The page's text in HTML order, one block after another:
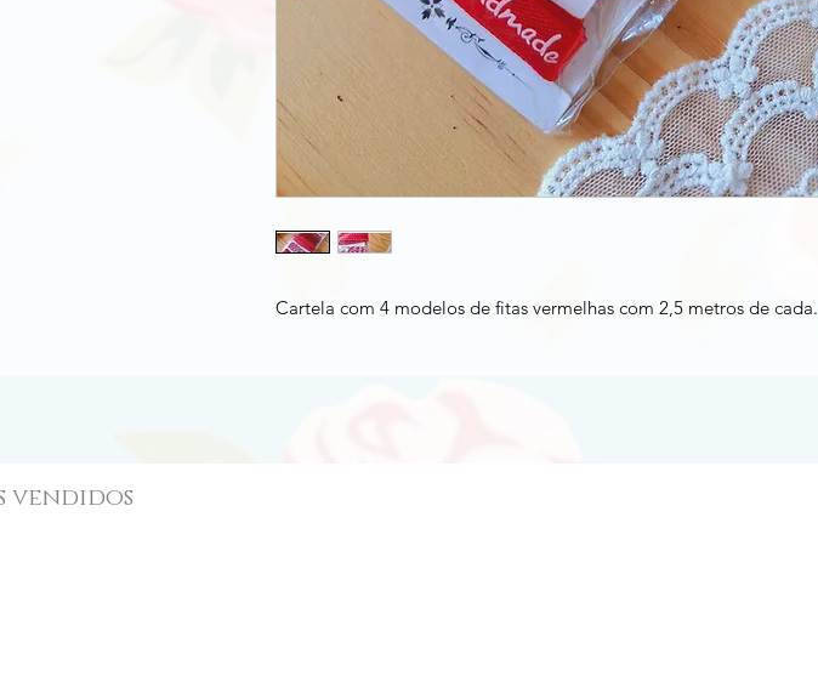
Cartela com 4 modelos de fitas vermelhas com 2,5 metros de cada.
vendidos